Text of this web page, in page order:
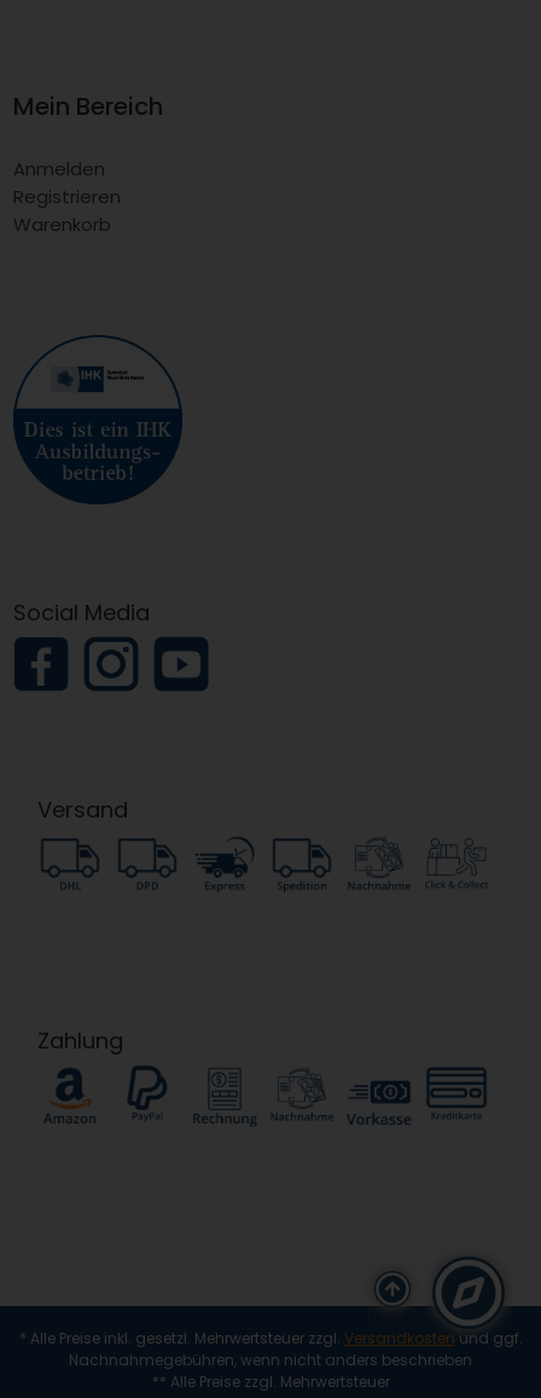
Mein Bereich
Anmelden
Registrieren
Warenkorb
Social Media
Versand
Zahlung
* Alle Preise inkl. gesetzl. Mehrwertsteuer zzgl. Versandkosten und ggf.
Nachnahmegebühren, wenn nicht anders beschrieben
** Alle Preise zzgl. Mehrwertsteuer